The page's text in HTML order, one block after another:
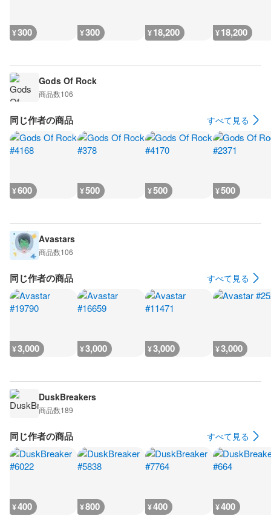
¥300 ¥300 ¥18,200 ¥18,200
Gods Of Rock
商品数106
同じ作者の商品 すべて見る
¥600 ¥500 ¥500 ¥500
Avastars
商品数106
同じ作者の商品 すべて見る
¥3,000 ¥3,000 ¥3,000 ¥3,000
DuskBreakers
商品数189
同じ作者の商品 すべて見る
¥400 ¥800 ¥400 ¥400